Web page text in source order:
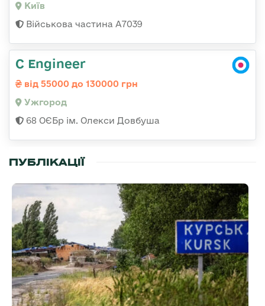
Київ
Військова частина А7039
C Engineer
від 55000 до 130000 грн
Ужгород
68 ОЄБр ім. Олекси Довбуша
ПУБЛІКАЦІЇ